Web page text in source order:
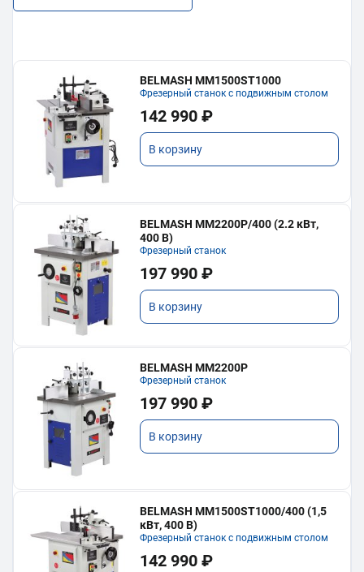
BELMASH MM1500ST1000
Фрезерный станок с подвижным столом
142 990 ₽
В корзину
BELMASH MM2200P/400 (2.2 кВт,
400 В)
Фрезерный станок
197 990 ₽
В корзину
BELMASH MM2200P
Фрезерный станок
197 990 ₽
В корзину
BELMASH MM1500ST1000/400 (1,5
кВт, 400 В)
Фрезерный станок с подвижным столом
142 990 ₽